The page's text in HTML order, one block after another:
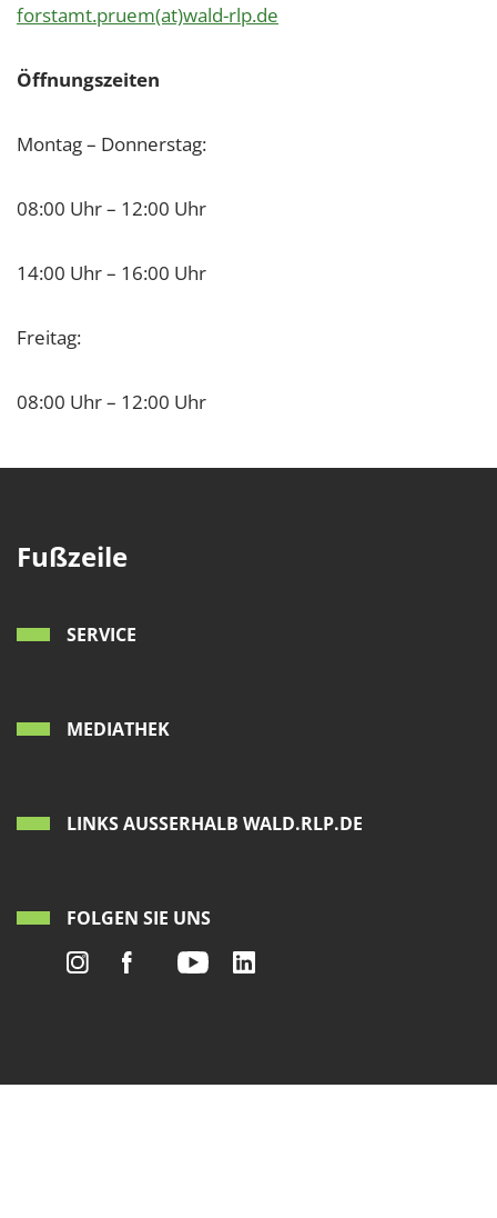
forstamt.pruem(at)wald-rlp.de
Öffnungszeiten
Montag – Donnerstag:
08:00 Uhr – 12:00 Uhr
14:00 Uhr – 16:00 Uhr
Freitag:
08:00 Uhr – 12:00 Uhr
Fußzeile
SERVICE
MEDIATHEK
LINKS AUSSERHALB WALD.RLP.DE
FOLGEN SIE UNS